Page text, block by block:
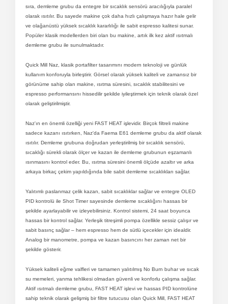
sıra, demleme grubu da entegre bir sıcaklık sensörü aracılığıyla paralel
olarak ısıtılır. Bu sayede makine çok daha hızlı çalışmaya hazır hale gelir
ve olağanüstü yüksek sıcaklık kararlılığı ile sabit espresso kalitesi sunar.
Popüler klasik modellerden biri olan bu makine, artık ilk kez aktif ısıtmalı
demleme grubu ile sunulmaktadır.
Quick Mill Naz, klasik portafilter tasarımını modern teknoloji ve günlük
kullanım konforuyla birleştirir. Görsel olarak yüksek kaliteli ve zamansız bir
görünüme sahip olan makine, ısıtma süresini, sıcaklık stabilitesini ve
espresso performansını hissedilir şekilde iyileştirmek için teknik olarak özel
olarak geliştirilmiştir.
Naz'ın en önemli özelliği yeni FAST HEAT işlevidir. Birçok filtreli makine
sadece kazanı ısıtırken, Naz'da Faema E61 demleme grubu da aktif olarak
ısıtılır. Demleme grubuna doğrudan yerleştirilmiş bir sıcaklık sensörü,
sıcaklığı sürekli olarak ölçer ve kazan ile demleme grubunun eşzamanlı
ısınmasını kontrol eder. Bu, ısıtma süresini önemli ölçüde azaltır ve arka
arkaya birkaç çekim yapıldığında bile sabit demleme sıcaklıkları sağlar.
Yalıtımlı paslanmaz çelik kazan, sabit sıcaklıklar sağlar ve entegre OLED
PID kontrolü ile Shot Timer sayesinde demleme sıcaklığını hassas bir
şekilde ayarlayabilir ve izleyebilirsiniz. Kontrol sistemi, 24 saat boyunca
hassas bir kontrol sağlar. Yerleşik titreşimli pompa özellikle sessiz çalışır ve
sabit basınç sağlar – hem espresso hem de sütlü içecekler için idealdir.
Analog bir manometre, pompa ve kazan basıncını her zaman net bir
şekilde gösterir.
Yüksek kaliteli eğme valfleri ve tamamen yalıtılmış No Burn buhar ve sıcak
su memeleri, yanma tehlikesi olmadan güvenli ve konforlu çalışma sağlar.
Aktif ısıtmalı demleme grubu, FAST HEAT işlevi ve hassas PID kontrolüne
sahip teknik olarak gelişmiş bir filtre tutucusu olan Quick Mill, FAST HEAT